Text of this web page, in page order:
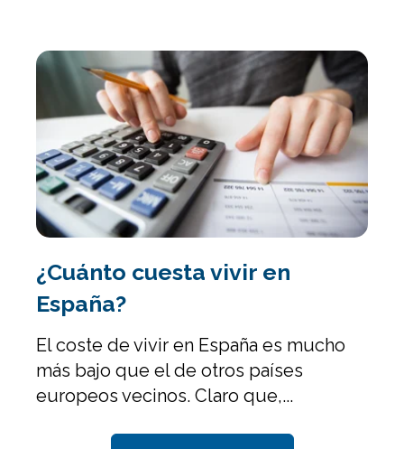
¿Cuánto cuesta vivir en
España?
El coste de vivir en España es mucho
más bajo que el de otros países
europeos vecinos. Claro que,...